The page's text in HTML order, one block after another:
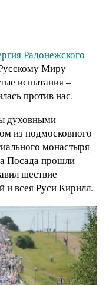
Радонежского
Миру
испытания –
против нас.
духовными
из подмосковного
монастыря
Посада прошли
шествие
и всея Руси Кирилл.